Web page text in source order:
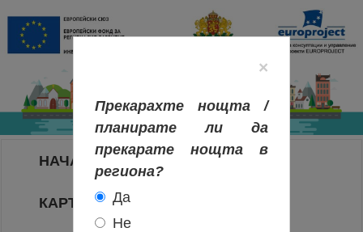
НАЧАЛО
КАРТА НА РЕГИОНИТЕ
×
Прекарахте нощта /
планирате ли да
прекарате нощта в
региона?
Да
Не